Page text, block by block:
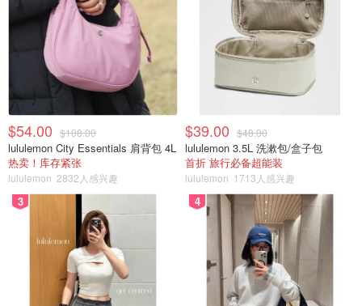
$54.00 $108.00
lululemon City Essentials 肩背包 4L
热卖！库存紧张
lululemon 2832人感兴趣
$39.00 $48.00
lululemon 3.5L 洗漱包/盒子包
首折 旅行必备超能装
lululemon 1713人感兴趣
3 4